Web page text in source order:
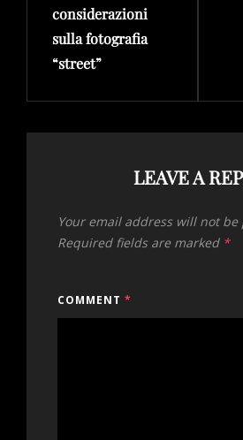
considerazioni
sulla fotografia
“street”
LEAVE A
Your email address will not be
Required fields are marked *
COMMENT *